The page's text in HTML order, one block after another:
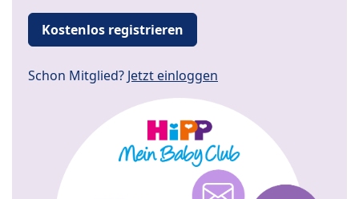
Kostenlos registrieren
Schon Mitglied? Jetzt einloggen